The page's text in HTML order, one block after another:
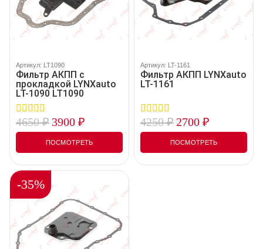
Артикул: LT1090
Фильтр АКПП с
прокладкой LYNXauto
LT-1090 LT1090
0
out
5
4650₽ 3900 ₽
ПОСМОТРЕТЬ
Артикул: LT-1161
Фильтр АКПП LYNXauto
LT-1161
0
out
5
4250₽2700 ₽
ПОСМОТРЕТЬ
-35%